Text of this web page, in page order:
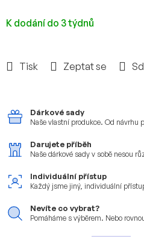
K dodání do 3 týdnů
Tisk Zeptat se
Dárkové sady
Naše vlastní produkce. Od návrhu
Darujete příběh
Naše dárkové sady v sobě nesou
Individuální přístup
Každý jsme jiný, individuální
Nevíte co vybrat?
Pomáháme s výběrem. Nebo